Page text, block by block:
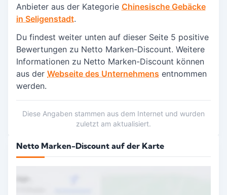
Anbieter aus der Kategorie Chinesische Gebäcke
in Seligenstadt.
Du findest weiter unten auf dieser Seite 5 positive
Bewertungen zu Netto Marken-Discount. Weitere
Informationen zu Netto Marken-Discount können
aus der Webseite des Unternehmens entnommen
werden.
Diese Angaben stammen aus dem Internet und wurden
zuletzt am aktualisiert.
Netto Marken-Discount auf der Karte